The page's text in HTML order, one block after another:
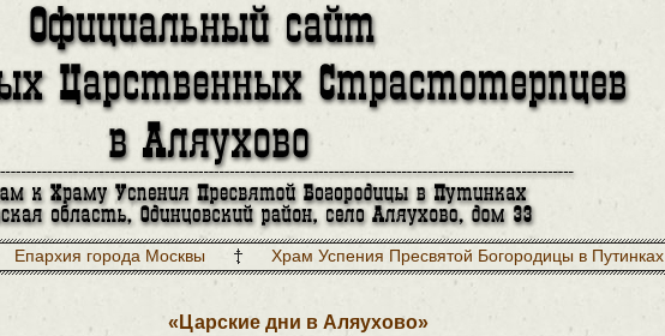
Епархия города Москвы Храм Успения Пресвятой Богородицы в Путинках
«Царские дни в Аляухово»